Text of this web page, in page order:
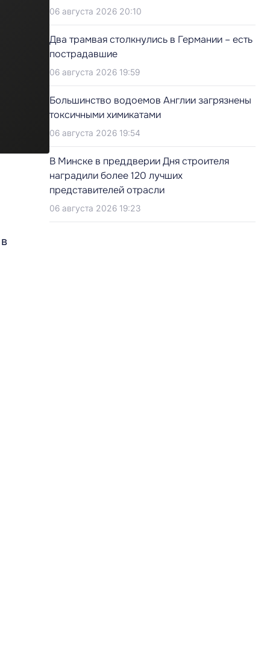
06 августа 2026 20:10
Два трамвая столкнулись в Германии – есть
пострадавшие
06 августа 2026 19:59
Большинство водоемов Англии загрязнены
токсичными химикатами
06 августа 2026 19:54
В Минске в преддверии Дня строителя
наградили более 120 лучших
представителей отрасли
06 августа 2026 19:23